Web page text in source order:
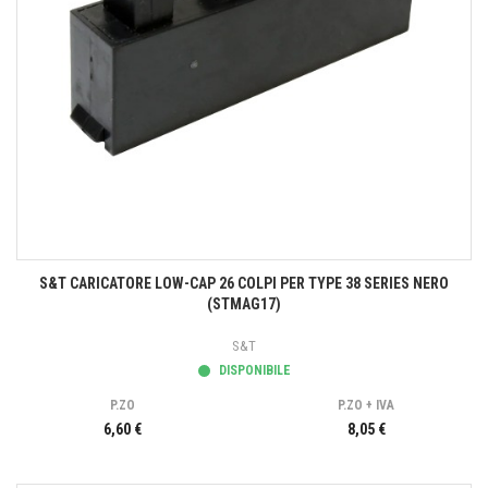
S&T CARICATORE LOW-CAP 26 COLPI PER TYPE 38 SERIES NERO
(STMAG17)
S&T
DISPONIBILE
P.ZO
6,60 €
P.ZO + IVA
8,05 €